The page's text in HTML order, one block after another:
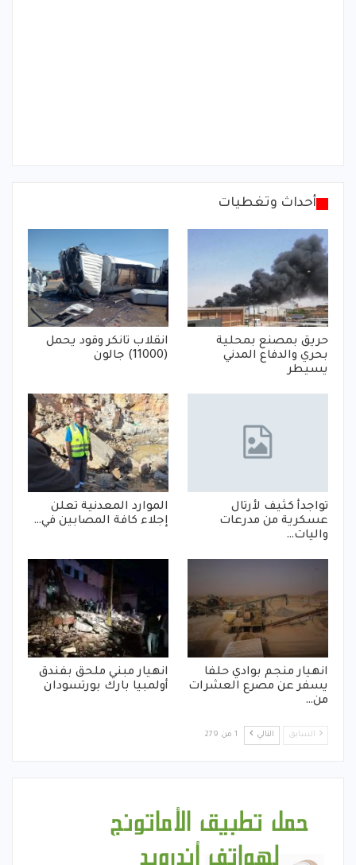
أحداث وتغطيات
حريق بمصنع بمحلية
بحري والدفاع المدني
يسيطر
انقلاب تانكر وقود يحمل
(11000) جالون
تواجدأ كثيف لأرتال
عسكرية من مدرعات
واليات…
الموارد المعدنية تعلن
إجلاء كافة المصابين في…
انهيار منجم بوادي حلفا
يسفر عن مصرع العشرات
من…
انهيار مبني ملحق بفندق
أولمبيا بارك بورتسودان
السابق التالي 1 من 279